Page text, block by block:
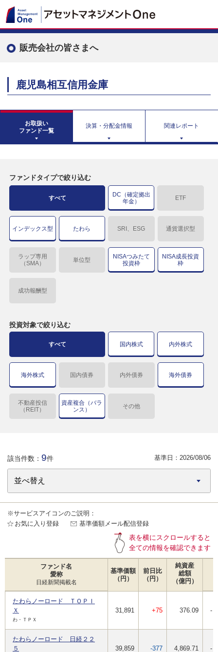
販売会社の皆さまへ
鹿児島相互信用金庫
お取扱い
ファンド一覧
決算・分配金情報 関連レポート
ファンドタイプで絞り込む
すべて
DC（確定拠出
年金）
ETF
インデックス型 たわら SRI、ESG 通貨選択型
ラップ専用
（SMA）
単位型
NISAつみたて
投資枠
NISA成長投資
枠
成功報酬型
投資対象で絞り込む
すべて 国内株式 内外株式
海外株式 国内債券 内外債券 海外債券
不動産投信
（REIT）
資産複合（バラ
ンス）
その他
該当件数： 9件 基準日： 2026/08/06
※サービスアイコンのご説明：
お気に入り登録
基準価額メール配信登録
表を横にスクロールすると
全ての情報を確認できます
ファンド名
愛称
日経新聞掲載名
基準価額
（円）
前日比
（円）
純資産
総額
（億円）
たわらノーロード ＴＯＰＩ
Ｘ
わ・ＴＰＸ
31,891 +75 376.09 -
たわらノーロード 日経２２
５
39,859 -377 4,869.71 -